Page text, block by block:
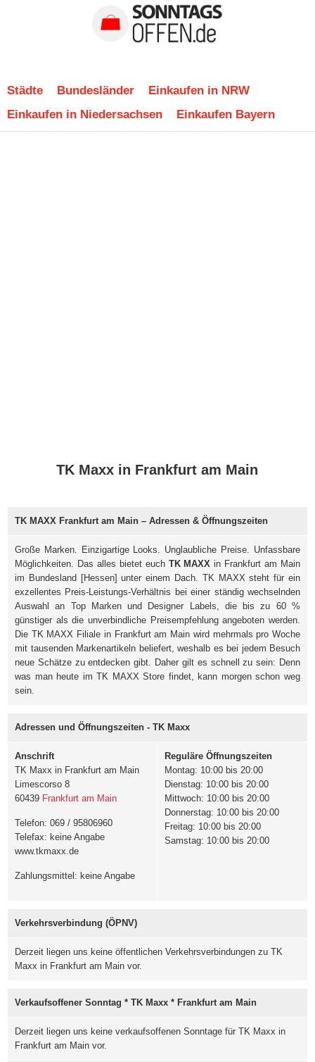
Städte Bundesländer
Einkaufen in NRW
Einkaufen in Niedersachsen
Einkaufen Bayern
TK Maxx in Frankfurt am Main
TK MAXX Frankfurt am Main – Adressen & Öffnungszeiten
Große Marken. Einzigartige Looks. Unglaubliche Preise. Unfassbare
Möglichkeiten. Das alles bietet euch TK MAXXin Frankfurt am Main
im Bundesland [Hessen] unter einem Dach. TK MAXX steht für ein
exzellentes Preis-Leistungs-Verhältnis bei einer ständig wechselnden
Auswahl an Top Marken und Designer Labels, die bis zu 60 %
günstiger als die unverbindliche Preisempfehlung angeboten werden.
Die TK MAXX Filiale in Frankfurt am Main wird mehrmals pro Woche
mit tausenden Markenartikeln beliefert, weshalb es bei jedem Besuch
neue Schätze zu entdecken gibt. Daher gilt es schnell zu sein: Denn
was man heute im TK MAXX Store findet, kann morgen schon weg
sein.
Adressen und Öffnungszeiten - TK Maxx
Anschrift
TK Maxx in Frankfurt am Main
Limescorso 8
60439 Frankfurt am Main
Telefon: 069 / 95806960
Telefax: keine Angabe
www.tkmaxx.de
Zahlungsmittel: keine Angabe
Reguläre Öffnungszeiten
Montag: 10:00 bis 20:00
Dienstag: 10:00 bis 20:00
Mittwoch: 10:00 bis 20:00
Donnerstag: 10:00 bis 20:00
Freitag: 10:00 bis 20:00
Samstag: 10:00 bis 20:00
Verkehrsverbindung (ÖPNV)
Derzeit liegen uns keine öffentlichen Verkehrsverbindungen zu TK
Maxx in Frankfurt am Main vor.
Verkaufsoffener Sonntag * TK Maxx * Frankfurt am Main
Derzeit liegen uns keine verkaufsoffenen Sonntage für TK Maxx in
Frankfurt am Main vor.